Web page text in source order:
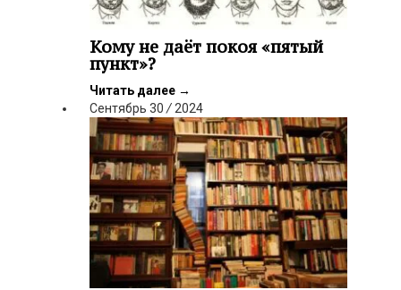
Кому не даёт покоя «пятый
пункт»?
Читать далее →
Сентябрь 30 / 2024